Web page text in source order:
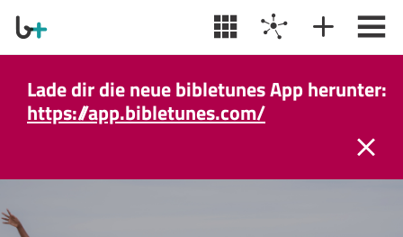
Lade dir die neue bibletunes App herunter:
https://app.bibletunes.com/